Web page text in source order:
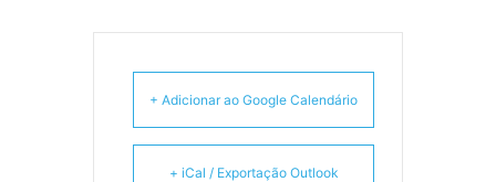
+ Adicionar ao Google Calendário
+ iCal / Exportação Outlook